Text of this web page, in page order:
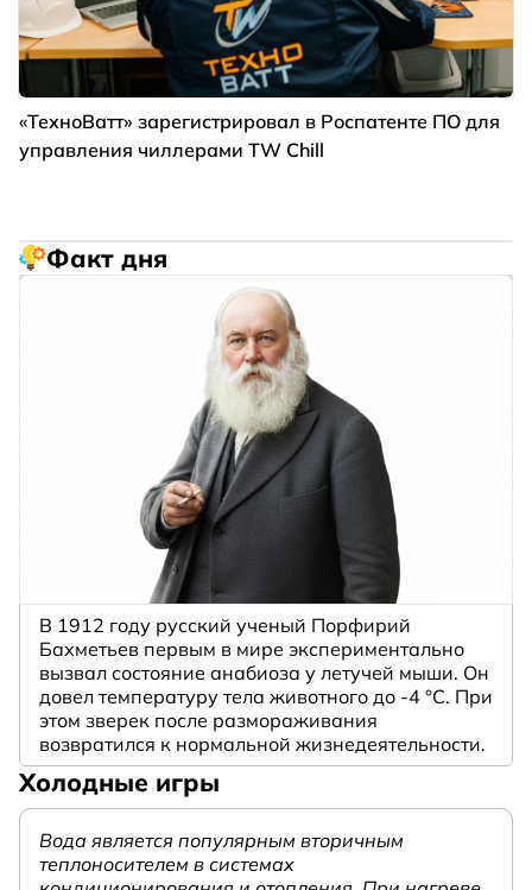
«ТехноВатт» зарегистрировал в Роспатенте ПО для
управления чиллерами TW Chill
Факт дня
В 1912 году русский ученый Порфирий
Бахметьев первым в мире экспериментально
вызвал состояние анабиоза у летучей мыши. Он
довел температуру тела животного до -4 °C. При
этом зверек после размораживания
возвратился к нормальной жизнедеятельности.
Холодные игры
Вода является популярным вторичным
теплоносителем в системах